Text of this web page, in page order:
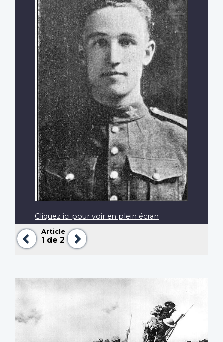
Précédent
Article
1 de 2
Suivant
Cliquez ici pour voir en plein écran